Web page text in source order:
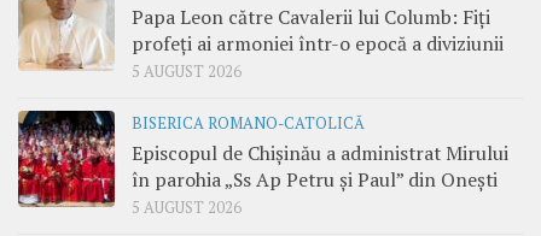
Papa Leon către Cavalerii lui Columb: Fiți
profeți ai armoniei într-o epocă a diviziunii
5 AUGUST 2026
BISERICA ROMANO-CATOLICĂ
Episcopul de Chișinău a administrat Mirului
în parohia „Ss Ap Petru și Paul” din Onești
5 AUGUST 2026